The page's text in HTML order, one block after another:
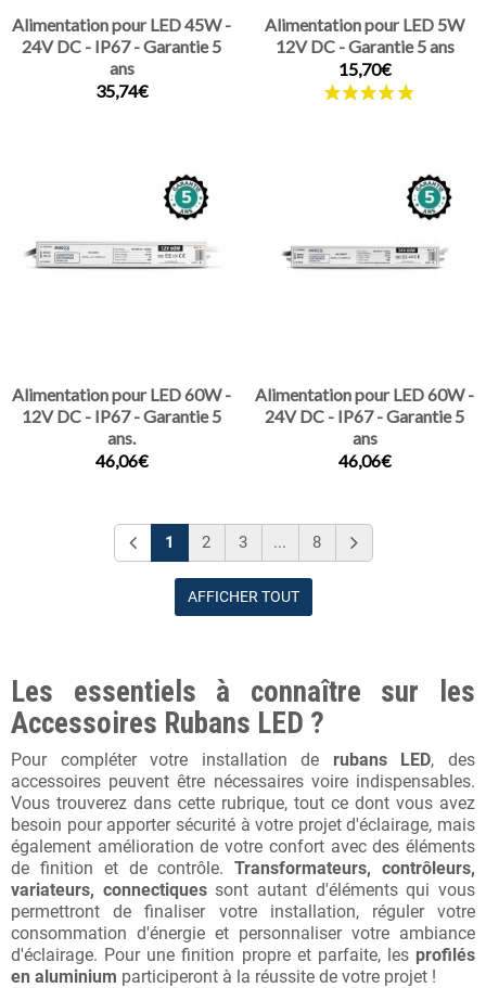
Alimentation pour LED 45W -
24V DC - IP67 - Garantie 5
ans
35,74€
Alimentation pour LED 5W
12V DC - Garantie 5 ans
15,70€
Alimentation pour LED 60W -
12V DC - IP67 - Garantie 5
ans.
46,06€
Alimentation pour LED 60W -
24V DC - IP67 - Garantie 5
ans
46,06€
1 2 3 ... 8
AFFICHER TOUT
Les essentiels à connaître sur les
Accessoires Rubans LED ?
Pour compléter votre installation de rubans LED, des
accessoires peuvent être nécessaires voire indispensables.
Vous trouverez dans cette rubrique, tout ce dont vous avez
besoin pour apporter sécurité à votre projet d'éclairage, mais
également amélioration de votre confort avec des éléments
de finition et de contrôle.Transformateurs, contrôleurs,
variateurs, connectiquessont autant d'éléments qui vous
permettront de finaliser votre installation, réguler votre
consommation d'énergie et personnaliser votre ambiance
d'éclairage. Pour une finition propre et parfaite, les profilés
en aluminium participeront à la réussite de votre projet !